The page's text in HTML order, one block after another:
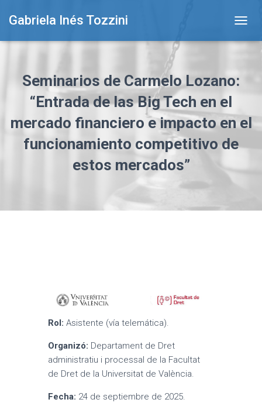
Gabriela Inés Tozzini
O
V
I
Seminarios de Carmelo Lozano:
“Entrada de las Big Tech en el
mercado financiero e impacto en el
funcionamiento competitivo de
estos mercados”
Rol: Asistente (vía telemática).
Organizó: Departament de Dret
administratiu i processal de la Facultat
de Dret de la Universitat de València.
Fecha: 24 de septiembre de 2025.